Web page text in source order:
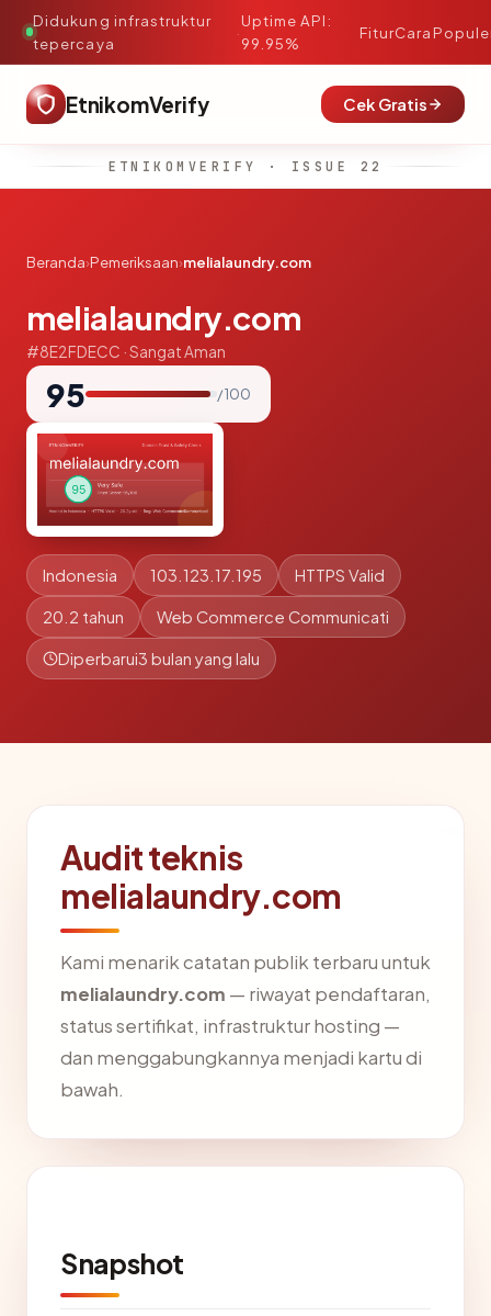
Didukung infrastruktur
tepercaya
·
Uptime API:
99.95%
FiturCara
EtnikomVerify Cek Gratis
ETNIKOMVERIFY · ISSUE 22
Beranda›Pemeriksaan›melialaundry.com
melialaundry.com
#8E2FDECC · Sangat Aman
95 / 100
Indonesia 103.123.17.195 HTTPS Valid
20.2 tahun Web Commerce Communicati
Diperbarui3 bulan yang lalu
Audit teknis
melialaundry.com
Kami menarik catatan publik terbaru untuk
melialaundry.com — riwayat pendaftaran,
status sertifikat, infrastruktur hosting —
dan menggabungkannya menjadi kartu di
bawah.
Snapshot